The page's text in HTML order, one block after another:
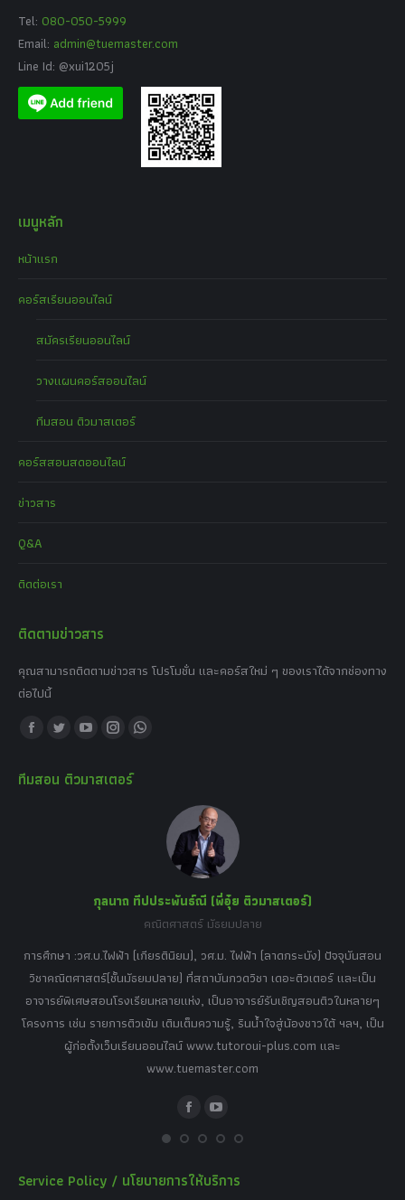
Tel: 080-050-5999
Email: admin@tuemaster.com
Line Id: @xui1205j
เมนูหลัก
หน้าแรก
คอร์สเรียนออนไลน์
สมัครเรียนออนไลน์
วางแผนคอร์สออนไลน์
ทีมสอน ติวมาสเตอร์
คอร์สสอนสดออนไลน์
ข่าวสาร
Q&A
ติดต่อเรา
ติดตามข่าวสาร
คุณสามารถติดตามข่าวสาร โปรโมชั่น และคอร์สใหม่ ๆ ของเราได้จากช่องทาง
ต่อไปนี้
Find us on:
Facebook
opens
Twitter
opens
YouTube
opens
Instagram
opens
Whatsapp
window
ทีมสอน ติวมาสเตอร์
กุลนาถ ทีปประพันธ์ณี (พี่อุ๋ย ติวมาสเตอร์)
คณิตศาสตร์ มัธยมปลาย
การศึกษา :วศ.บ.ไฟฟ้า (เกียรตินิยม), วศ.ม. ไฟฟ้า (ลาดกระบัง) ปัจจุบันสอน
วิชาคณิตศาสตร์(ชั้นมัธยมปลาย) ที่สถาบันกวดวิชา เดอะติวเตอร์ และเป็น
อาจารย์พิเศษสอนโรงเรียนหลายแห่ง, เป็นอาจารย์รับเชิญสอนติวในหลายๆ
โครงการ เช่น รายการติวเข้ม เติมเต็มความรู้, รินน้ำใจสู่น้องชาวใต้ ฯลฯ, เป็น
ผู้ก่อตั้งเว็บเรียนออนไลน์ www.tutoroui-plus.com และ
www.tuemaster.com
FacebookYouTube
Service Policy / นโยบายการให้บริการ